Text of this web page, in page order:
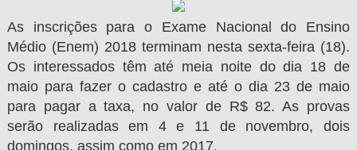
As inscrições para o Exame Nacional do Ensino
Médio (Enem) 2018 terminam nesta sexta-feira (18).
Os interessados têm até meia noite do dia 18 de
maio para fazer o cadastro e até o dia 23 de maio
para pagar a taxa, no valor de R$ 82. As provas
serão realizadas em 4 e 11 de novembro, dois
domingos, assim como em 2017.